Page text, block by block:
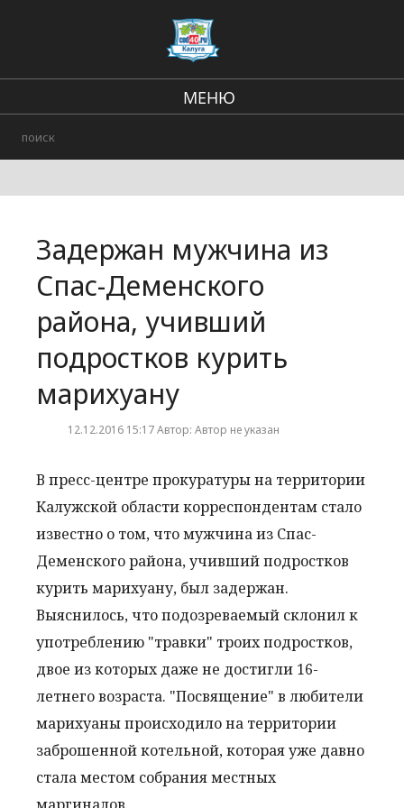
МЕНЮ
Происшествия
Задержан мужчина из
Спас-Деменского
района, учивший
подростков курить
марихуану
12.12.2016 15:17 Автор: Автор не указан
В пресс-центре прокуратурына территории
Калужской областикорреспондентам стало
известно о том,чтомужчинаиз Спас-
Деменскогорайона,учившийподростков
курить марихуану, был задержан.
Выяснилось,чтоподозреваемый склонилк
употреблению "травки" троихподростков,
двое изкоторых даже не достигли 16-
летнеговозраста. "Посвящение" в любители
марихуаныпроисходилона территории
заброшеннойкотельной,котораяуже давно
сталаместом собранияместных